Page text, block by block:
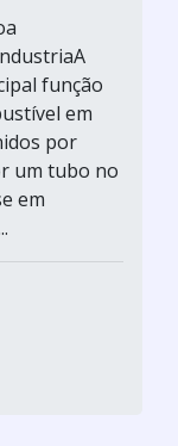
função
em
por
um tubo no
em